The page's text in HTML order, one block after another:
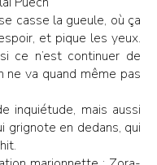
casse la gueule, où ça
et pique les yeux.
ce n’est continuer de
ne va quand même pas
inquiétude, mais aussi
grignote en dedans, qui